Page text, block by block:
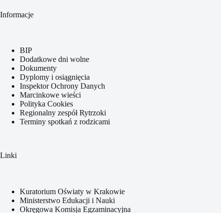
Informacje
BIP
Dodatkowe dni wolne
Dokumenty
Dyplomy i osiągnięcia
Inspektor Ochrony Danych
Marcinkowe wieści
Polityka Cookies
Regionalny zespół Rytrzoki
Terminy spotkań z rodzicami
Linki
Kuratorium Oświaty w Krakowie
Ministerstwo Edukacji i Nauki
Okręgowa Komisja Egzaminacyjna